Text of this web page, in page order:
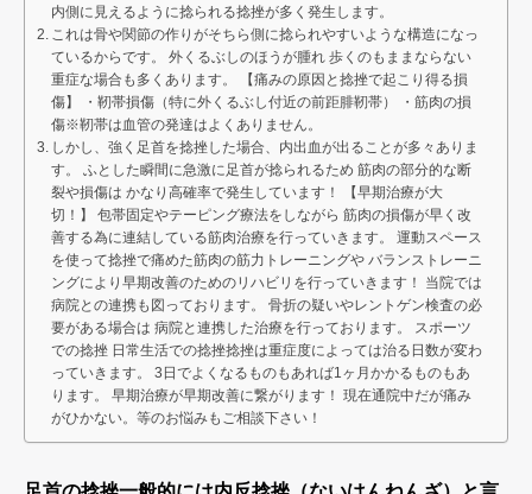
内側に見えるように捻られる捻挫が多く発生します。
これは骨や関節の作りがそちら側に捻られやすいような構造になっ
ているからです。 外くるぶしのほうが腫れ 歩くのもままならない
重症な場合も多くあります。 【痛みの原因と捻挫で起こり得る損
傷】 ・靭帯損傷（特に外くるぶし付近の前距腓靭帯） ・筋肉の損
傷※靭帯は血管の発達はよくありません。
しかし、強く足首を捻挫した場合、内出血が出ることが多々ありま
す。 ふとした瞬間に急激に足首が捻られるため 筋肉の部分的な断
裂や損傷は かなり高確率で発生しています！ 【早期治療が大
切！】 包帯固定やテーピング療法をしながら 筋肉の損傷が早く改
善する為に連結している筋肉治療を行っていきます。 運動スペース
を使って捻挫で痛めた筋肉の筋力トレーニングや バランストレーニ
ングにより早期改善のためのリハビリを行っていきます！ 当院では
病院との連携も図っております。 骨折の疑いやレントゲン検査の必
要がある場合は 病院と連携した治療を行っております。 スポーツ
での捻挫 日常生活での捻挫捻挫は重症度によっては治る日数が変わ
っていきます。 3日でよくなるものもあれば1ヶ月かかるものもあ
ります。 早期治療が早期改善に繋がります！ 現在通院中だが痛み
がひかない。等のお悩みもご相談下さい！